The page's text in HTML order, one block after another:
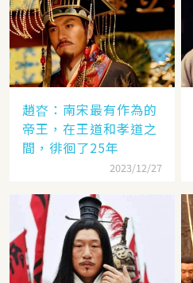
趙昚：南宋最有作為的
帝王，在王道和孝道之
間，徘徊了25年
2023/12/27